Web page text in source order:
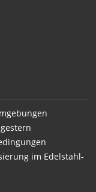
im Edelstahl-